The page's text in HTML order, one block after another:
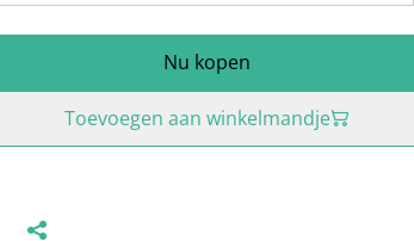
Nu kopen
Toevoegen aan winkelmandje